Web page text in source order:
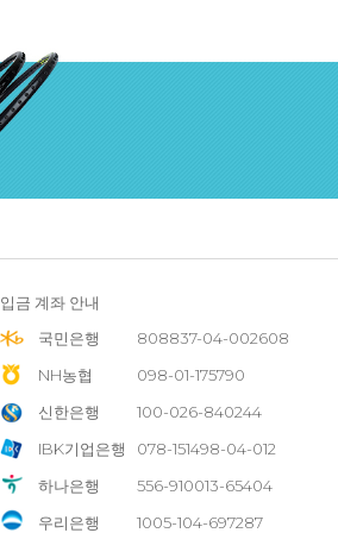
입금 계좌 안내
국민은행
808837-04-002608
NH농협
098-01-175790
신한은행
100-026-840244
IBK기업은행
078-151498-04-012
하나은행
556-910013-65404
우리은행
1005-104-697287